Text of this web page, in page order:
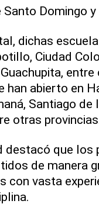
Santo Domingo
dichas
Ciudad
han abierto en
Santiago
otras
destacó que
de manera
con vasta